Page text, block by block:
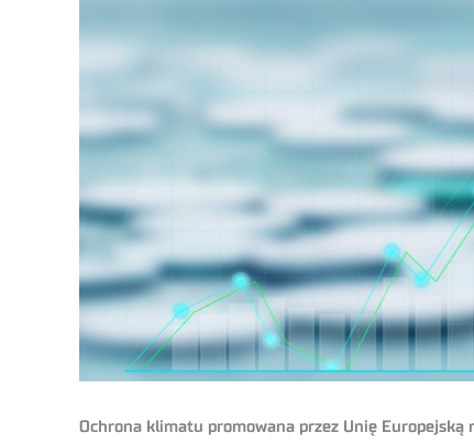
Ochrona klimatu promowana przez Unię